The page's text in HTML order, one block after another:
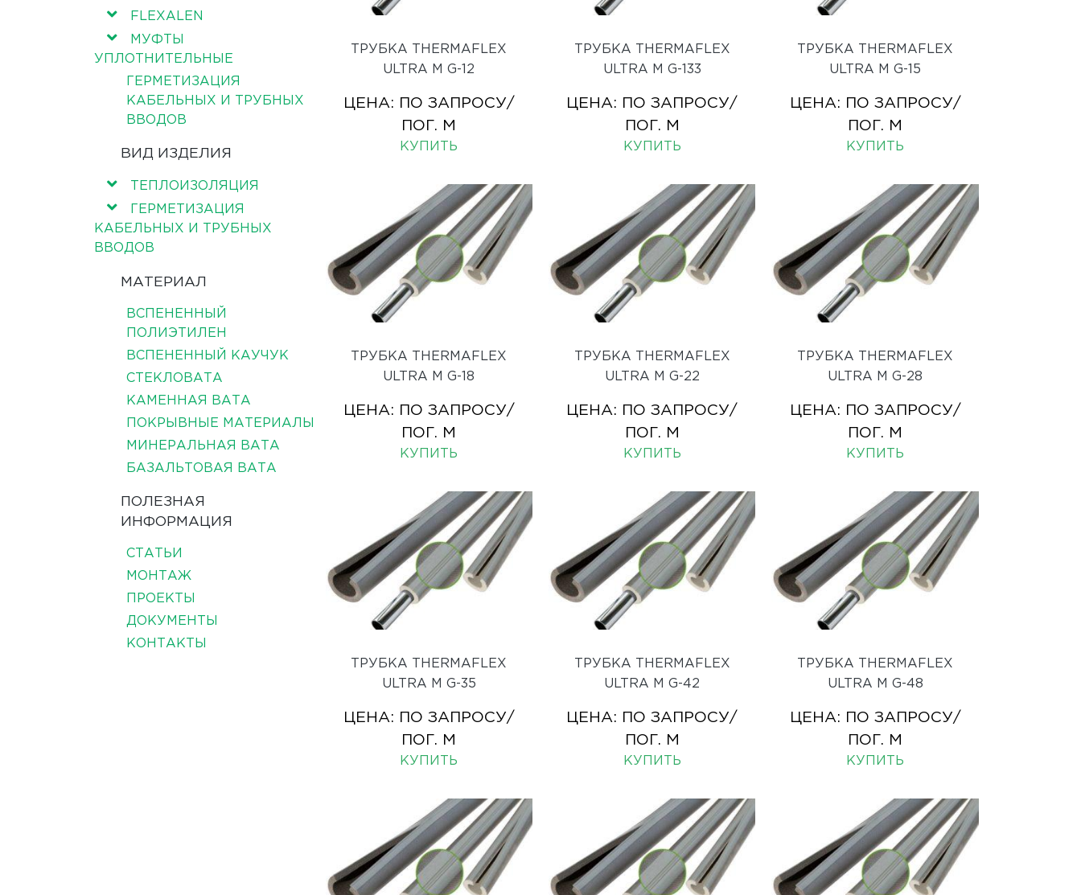
FLEXALEN
МУФТЫ
УПЛОТНИТЕЛЬНЫЕ
ГЕРМЕТИЗАЦИЯ
КАБЕЛЬНЫХ И ТРУБНЫХ
ВВОДОВ
ВИД ИЗДЕЛИЯ
ТЕПЛОИЗОЛЯЦИЯ
ГЕРМЕТИЗАЦИЯ
КАБЕЛЬНЫХ И ТРУБНЫХ
ВВОДОВ
МАТЕРИАЛ
ВСПЕНЕННЫЙ
ПОЛИЭТИЛЕН
ВСПЕНЕННЫЙ КАУЧУК
СТЕКЛОВАТА
КАМЕННАЯ ВАТА
ПОКРЫВНЫЕ МАТЕРИАЛЫ
МИНЕРАЛЬНАЯ ВАТА
БАЗАЛЬТОВАЯ ВАТА
ПОЛЕЗНАЯ
ИНФОРМАЦИЯ
СТАТЬИ
МОНТАЖ
ПРОЕКТЫ
ДОКУМЕНТЫ
КОНТАКТЫ
ТРУБКА THERMAFLEX
ULTRA M G-12
ЦЕНА: ПО ЗАПРОСУ/
ПОГ. М
КУПИТЬ
ТРУБКА THERMAFLEX
ULTRA M G-133
ЦЕНА: ПО ЗАПРОСУ/
ПОГ. М
КУПИТЬ
ТРУБКА THERMAFLEX
ULTRA M G-15
ЦЕНА: ПО ЗАПРОСУ/
ПОГ. М
КУПИТЬ
ТРУБКА THERMAFLEX
ULTRA M G-18
ЦЕНА: ПО ЗАПРОСУ/
ПОГ. М
КУПИТЬ
ТРУБКА THERMAFLEX
ULTRA M G-22
ЦЕНА: ПО ЗАПРОСУ/
ПОГ. М
КУПИТЬ
ТРУБКА THERMAFLEX
ULTRA M G-28
ЦЕНА: ПО ЗАПРОСУ/
ПОГ. М
КУПИТЬ
ТРУБКА THERMAFLEX
ULTRA M G-35
ЦЕНА: ПО ЗАПРОСУ/
ПОГ. М
КУПИТЬ
ТРУБКА THERMAFLEX
ULTRA M G-42
ЦЕНА: ПО ЗАПРОСУ/
ПОГ. М
КУПИТЬ
ТРУБКА THERMAFLEX
ULTRA M G-48
ЦЕНА: ПО ЗАПРОСУ/
ПОГ. М
КУПИТЬ